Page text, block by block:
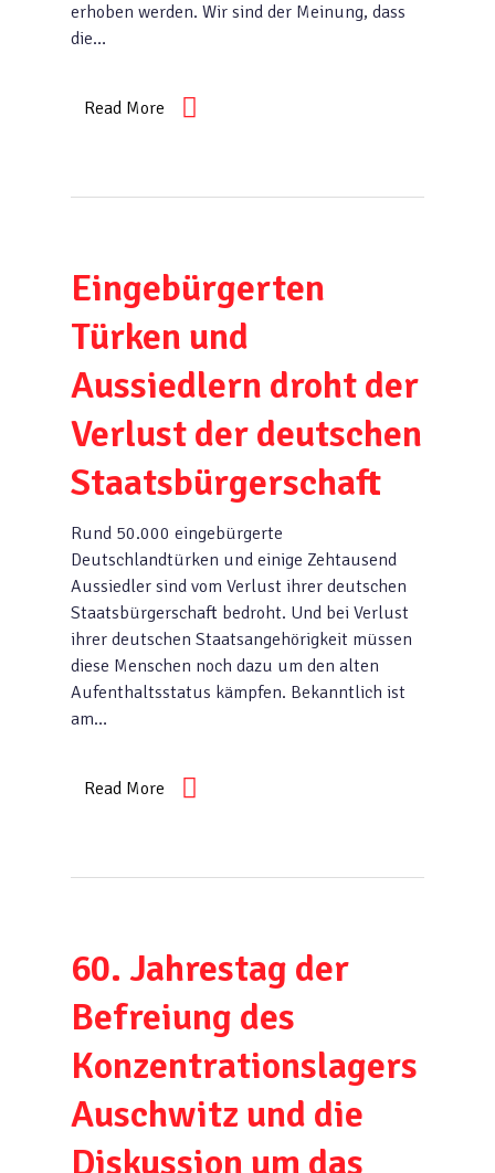
erhoben werden. Wir sind der Meinung, dass
die…
Read More
Eingebürgerten
Türken und
Aussiedlern droht der
Verlust der deutschen
Staatsbürgerschaft
Rund 50.000 eingebürgerte
Deutschlandtürken und einige Zehtausend
Aussiedler sind vom Verlust ihrer deutschen
Staatsbürgerschaft bedroht. Und bei Verlust
ihrer deutschen Staatsangehörigkeit müssen
diese Menschen noch dazu um den alten
Aufenthaltsstatus kämpfen. Bekanntlich ist
am…
Read More
60. Jahrestag der
Befreiung des
Konzentrationslagers
Auschwitz und die
Diskussion um das